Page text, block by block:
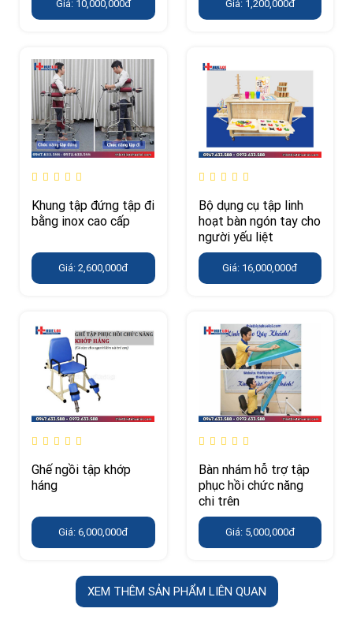
Giá: 10,000,000đ Giá: 1,200,000đ
Khung tập đứng tập đi
bằng inox cao cấp
Giá: 2,600,000đ
Bộ dụng cụ tập linh
hoạt bàn ngón tay cho
người yếu liệt
Giá: 16,000,000đ
Ghế ngồi tập khớp
háng
Giá: 6,000,000đ
Bàn nhám hỗ trợ tập
phục hồi chức năng
chi trên
Giá: 5,000,000đ
XEM THÊM SẢN PHẨM LIÊN QUAN